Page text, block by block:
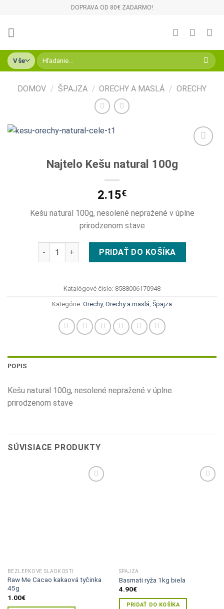
content
DOPRAVA OD 80€ ZADARMO!
Hľadať:
DOMOV / ŠPAJZA / ORECHY A MASLÁ / ORECHY
Najtelo Kešu natural 100g
2.15€
Kešu natural 100g, nesolené nepražené v úplne
prirodzenom stave
množstvo Najtelo Kešu natural 100g
PRIDAŤ DO KOŠÍKA
Katalógové číslo: 8588006170948
Kategórie: Orechy, Orechy a maslá, Špajza
POPIS
Kešu natural 100g, nesolené nepražené v úplne
prirodzenom stave
SÚVISIACE PRODUKTY
BEZLEPKOVÉ SLADKOSTI
Raw Me Cacao kakaová tyčinka
45g
1.00€
ŠPAJZA
Basmati ryža 1kg biela
4.90€
PRIDAŤ DO KOŠÍKA